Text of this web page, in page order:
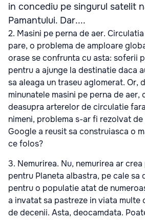
in concediu pe singurul satelit
Pamantului. Dar....
2. Masini pe perna de aer.
pare, o problema de amploare
orase se confrunta cu asta: soferii
pentru a ajunge la destinatie daca
sa aleaga un traseu aglomerat. Or,
minunatele masini pe perna de aer,
deasupra arterelor de circulatie
nimeni, problema s-ar fi rezolvat de
Google a reusit sa construiasca o
ce folos?
3. Nemurirea. Nu, nemurirea ar
pentru Planeta albastra, pe cale sa
pentru o populatie atat de
a invatat sa pastreze in viata multe
de decenii. Asta, deocamdata.